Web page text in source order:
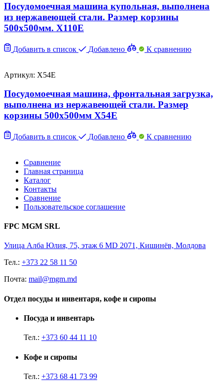
Посудомоечная машина купольная, выполнена
из нержавеющей стали. Размер корзины
500х500мм. X110E
Добавить в список Добавлено К сравнению
Артикул: X54E
Посудомоечная машина, фронтальная загрузка,
выполнена из нержавеющей стали. Размер
корзины 500х500мм X54E
Добавить в список Добавлено К сравнению
Сравнение
Главная страница
Каталог
Контакты
Сравнение
Пользовательское соглашение
FPC MGM SRL
Улица Алба Юлия, 75, этаж 6 MD 2071, Кишинёв, Молдова
Тел.: +373 22 58 11 50
Почта: mail@mgm.md
Отдел посуды и инвентаря, кофе и сиропы
Посуда и инвентарь
Тел.: +373 60 44 11 10
Кофе и сиропы
Тел.: +373 68 41 73 99